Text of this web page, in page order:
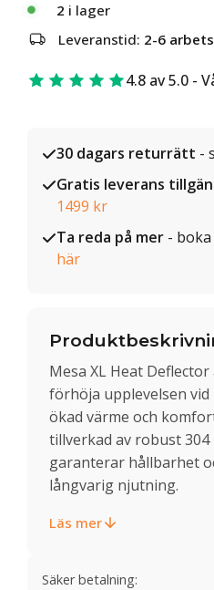
2 i lager
Leveranstid: 2-6
4.8 av 5.0 -
30 dagars returrätt -
Gratis leverans
1499 kr
Ta reda på mer -
här
Mesa XL Heat
förhöja upplevelsen
ökad värme och
tillverkad av robust
garanterar hållbarhet
långvarig njutning.
Läs mer
Säker betalning: